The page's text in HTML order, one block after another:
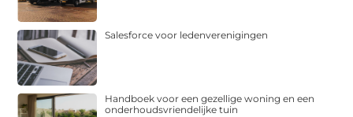
Salesforce voor ledenverenigingen
Handboek voor een gezellige woning en een
onderhoudsvriendelijke tuin